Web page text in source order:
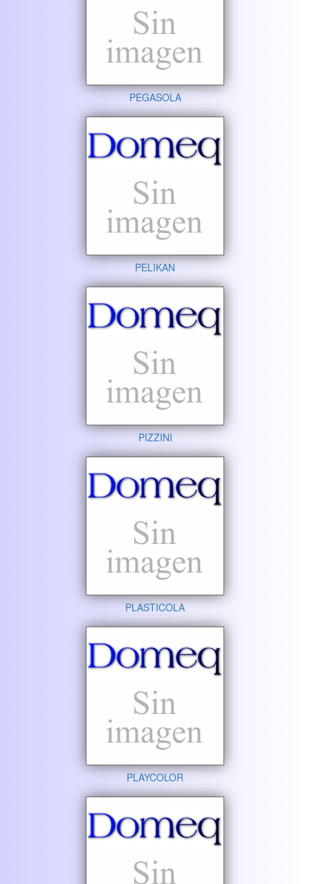
PEGASOLA
PELIKAN
PIZZINI
PLASTICOLA
PLAYCOLOR